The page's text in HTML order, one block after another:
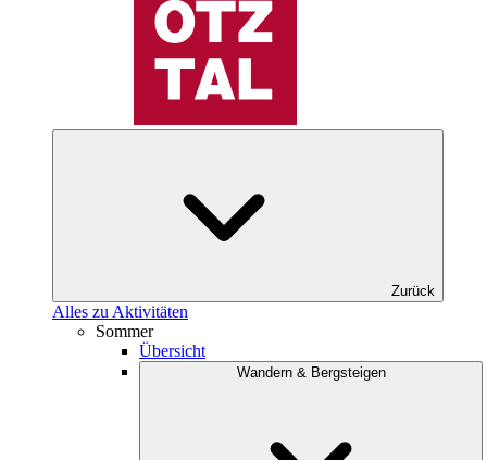
Zurück
Alles zu Aktivitäten
Sommer
Übersicht
Wandern & Bergsteigen